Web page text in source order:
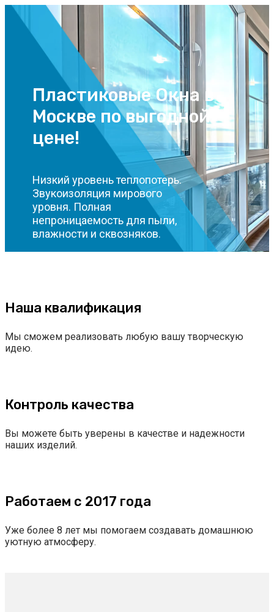
Пластиковые Окна в
Москве по выгодной
цене!
Низкий уровень теплопотерь.
Звукоизоляция мирового
уровня. Полная
непроницаемость для пыли,
влажности и сквозняков.
Наша квалификация
Мы сможем реализовать любую вашу творческую
идею.
Контроль качества
Вы можете быть уверены в качестве и надежности
наших изделий.
Работаем с 2017 года
Уже более 8 лет мы помогаем создавать домашнюю
уютную атмосферу.